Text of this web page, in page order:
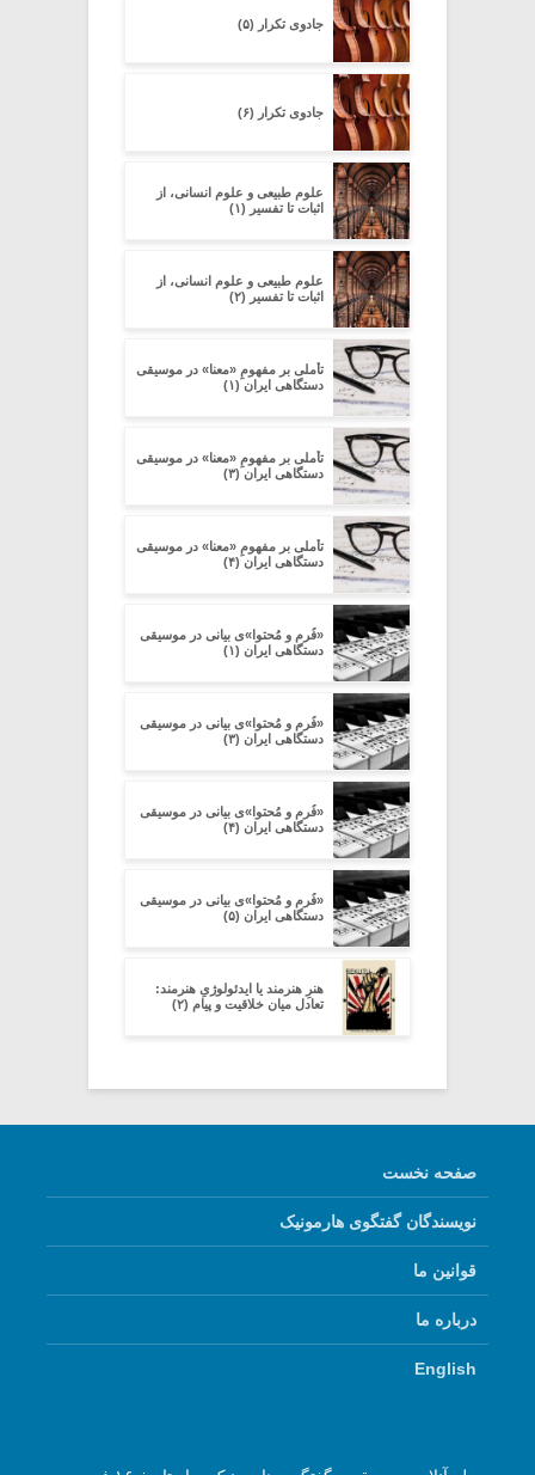
جادوی تکرار (۵)
جادوی تکرار (۶)
علوم طبیعی و علوم انسانی، از
اثبات تا تفسیر (۱)
علوم طبیعی و علوم انسانی، از
اثبات تا تفسیر (۲)
تأملی بر مفهومِ «معنا» در موسیقی
دستگاهی ایران (۱)
تأملی بر مفهومِ «معنا» در موسیقی
دستگاهی ایران (۳)
تأملی بر مفهومِ «معنا» در موسیقی
دستگاهی ایران (۴)
«فُرم و مُحتوا»ی بیانی در موسیقی
دستگاهی ایران (۱)
«فُرم و مُحتوا»ی بیانی در موسیقی
دستگاهی ایران (۳)
«فُرم و مُحتوا»ی بیانی در موسیقی
دستگاهی ایران (۴)
«فُرم و مُحتوا»ی بیانی در موسیقی
دستگاهی ایران (۵)
هنرِ هنرمند یا ایدئولوژیِ هنرمند:
تعادل میان خلاقیت و پیام (۲)
صفحه نخست
نویسندگان گفتگوی هارمونیک
قوانین ما
درباره ما
English